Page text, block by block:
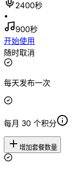
2400秒
•
900秒
开始使用
随时取消
每天发布一次
每月 30 个积分
增加套餐数量